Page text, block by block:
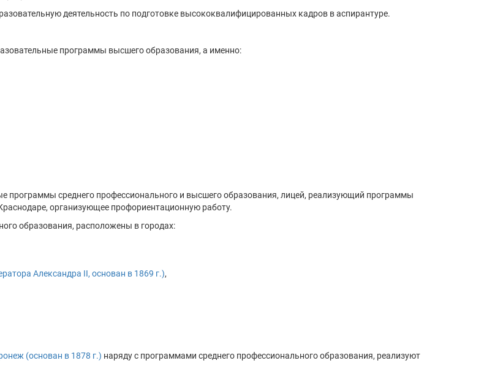
деятельность по подготовке высококвалифицированных кадров в аспирантуре.
программы высшего образования, а именно:
программы среднего профессионального и высшего образования, лицей, реализующий программы
организующее профориентационную работу.
образования, расположены в городах:
Александра II, основан в 1869 г.),
(основан в 1878 г.) наряду с программами среднего профессионального образования, реализуют